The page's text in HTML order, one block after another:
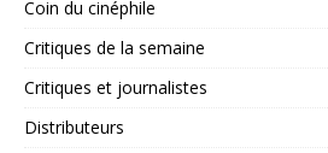
Coin du cinéphile
Critiques de la semaine
Critiques et journalistes
Distributeurs